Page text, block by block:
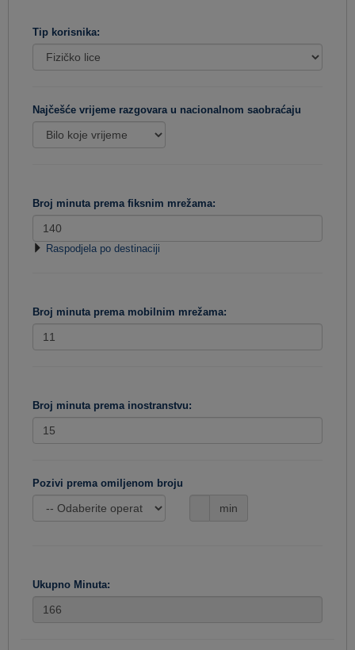
Tip korisnika:
Najčešće vrijeme razgovara u nacionalnom saobraćaju
Broj minuta prema fiksnim mrežama:
Raspodjela po destinaciji
Broj minuta prema mobilnim mrežama:
Broj minuta prema inostranstvu:
Pozivi prema omiljenom broju
min
Ukupno Minuta: